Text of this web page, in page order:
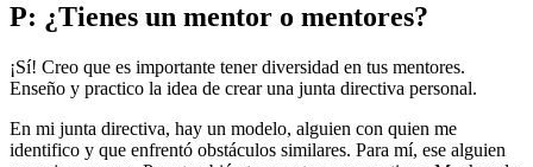
P: ¿Tienes un mentor o mentores?
¡Sí! Creo que es importante tener diversidad en tus mentores.
Enseño y practico la idea de crear una junta directiva personal.
En mi junta directiva, hay un modelo, alguien con quien me
identifico y que enfrentó obstáculos similares. Para mí, ese alguien